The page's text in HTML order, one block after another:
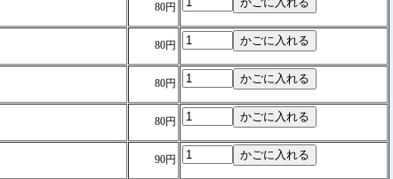
80円
80円
80円
80円
90円